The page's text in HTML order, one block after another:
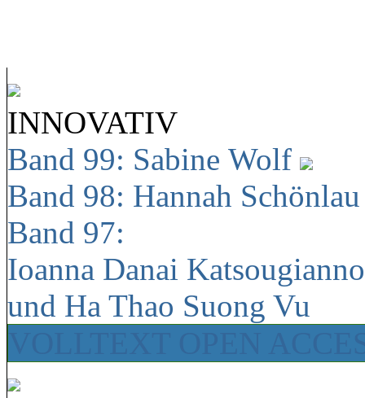
INNOVATIV
Band 99: Sabine Wolf
Band 98: Hannah
Band 97:
Ioanna Danai
und Ha Thao Suong Vu